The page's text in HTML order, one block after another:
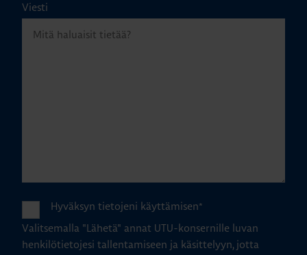
Viesti
Hyväksyn tietojeni käyttämisen*
Valitsemalla "Lähetä" annat UTU-konsernille luvan
henkilötietojesi tallentamiseen ja käsittelyyn, jotta